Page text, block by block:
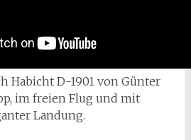
Habicht D-1901 von Günter
im freien Flug und mit
Landung.